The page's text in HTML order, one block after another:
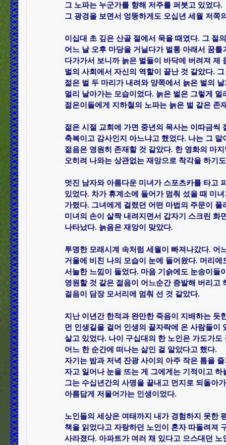
그 노파는 누군가를 향해 저주를 퍼붓고 있었다. ​
그 광경을 보면서 엉뚱하게도 오십년 세월 저쪽
이십대 초 깊은 산골 절에서 묵을 때였다. 그 절
어느 날 오후 마당을 거닐다가 벌통 아래서 꿈틀
다가가서 보니까 늙은 벌들이 바닥에 버려져 제
벌의 사회에서 자신의 역할이 끝난 것 같았다.
젊은 벌 두 마리가 내려와 양쪽에서 늙은 벌의
멀리 날아가는 모습이었다. 늙은 벌은 그렇게 멀
젊은이들에게 지하철의 노파는 늙은 벌 같은 존
젊은 시절 교회에 가면 중년의 목사는 이따금씩
축복이고 감사인지 아느냐고 했었다. 나는 그
젊음은 영원히 존재할 것 같았다. 한 영화의 마
오히려 나와는 상관없는 재앙으로 착각을 하기
멋진 남자와 아름다운 미녀가 스포츠카를 타고
있었다. 차가 휴계소에 들어가 멈춰 섰을 때 미
가렸다. 그녀에게 걸렸던 어떤 마법의 주문이
미녀의 손이 살짝 내려지면서 갑자기 스크린 화
나타났다. 늙음은 재앙이 맞았다. ​
투명한 모래시계 속처럼 세월이 빠져나갔다. 어
거울에 비친 나의 모습이 눈에 들어왔다. 머리
서늘한 느낌이 들었다. 마음 기슭에도 눈송이들
영원할 것 같은 젊음이 어느순간 증발해 버리고
걸음이 담장 모서리에 멈춰 선 것 같았다. ​
지난 이년간 한적과 완만한 죽음이 지배하는 듯
먼 인생길을 걸어 인생의 끝자락에 온 사람들이
살고 있었다. 나이 구십대의 한 노인은 가도가
어느 한 순간에 떠나는 삶인 걸 알았다고 했다.
자기는 밤과 저녁 잔광 사이의 아주 작은 틈을
자고 일어나 눈을 뜨는 게 그에게는 기적이고
그는 수십년간의 사명을 끝내고 먼지로 되돌아
아름답게 저물어가는 인생이었다.​
노인들의 세상은 여태까지 내가 경험하지 못한
책을 읽었다고 자랑하던 노인이 혼자 따돌려져
사라졌다.​ 아파트가 여러 채 있다고 으스대던